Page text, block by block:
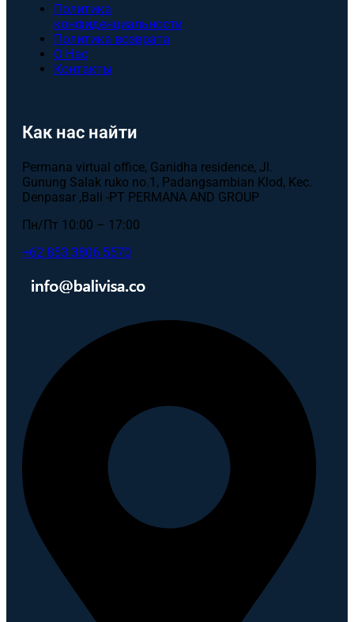
Политика
конфиденциальности
Политика возврата
О Нас
Контакты
Как нас найти
Permana virtual office, Ganidha residence, Jl.
Gunung Salak ruko no.1, Padangsambian Klod, Kec.
Denpasar ,Bali -PT PERMANA AND GROUP
Пн/Пт 10:00 – 17:00
+62 853 3806 5570